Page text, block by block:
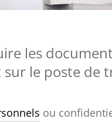
les
le poste de
ou